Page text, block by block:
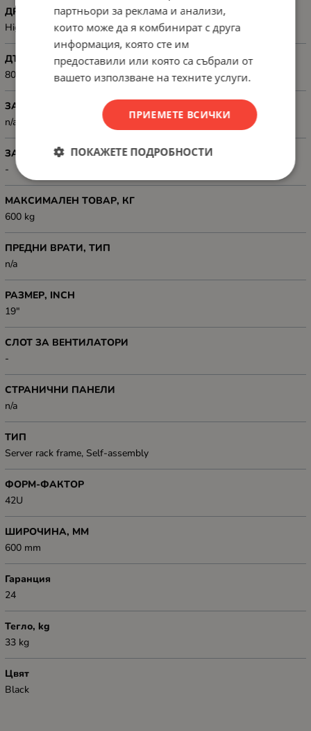
ДРУГИ
High grade cold rolled steel
ДЪЛБОЧИНА, ММ
800 mm
ЗАДЕН ПАНЕЛ
n/a
ЗАКЛЮЧВАНЕ
-
МАКСИМАЛЕН ТОВАР, КГ
600 kg
ПРЕДНИ ВРАТИ, ТИП
n/a
РАЗМЕР, INCH
19"
СЛОТ ЗА ВЕНТИЛАТОРИ
-
СТРАНИЧНИ ПАНЕЛИ
n/a
ТИП
Server rack frame, Self-assembly
ФОРМ-ФАКТОР
42U
ШИРОЧИНА, ММ
600 mm
Гаранция
24
Тегло, kg
33 kg
Цвят
Black
партньори за реклама и анализи,
които може да я комбинират с друга
информация, която сте им
предоставили или която са събрали от
вашето използване на техните услуги.
ПРИЕМЕТЕ ВСИЧКИ
ПОКАЖЕТЕ ПОДРОБНОСТИ